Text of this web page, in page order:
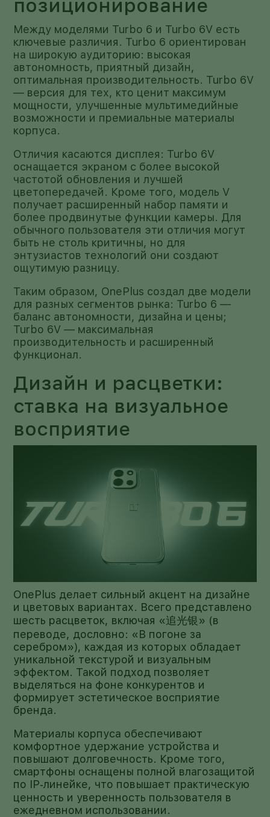
позиционирование
Между моделями Turbo 6 и Turbo 6V есть
ключевые различия. Turbo 6 ориентирован
на широкую аудиторию: высокая
автономность, приятный дизайн,
оптимальная производительность. Turbo 6V
— версия для тех, кто ценит максимум
мощности, улучшенные мультимедийные
возможности и премиальные материалы
корпуса.
Отличия касаются дисплея: Turbo 6V
оснащается экраном с более высокой
частотой обновления и лучшей
цветопередачей. Кроме того, модель V
получает расширенный набор памяти и
более продвинутые функции камеры. Для
обычного пользователя эти отличия могут
быть не столь критичны, но для
энтузиастов технологий они создают
ощутимую разницу.
Таким образом, OnePlus создал две модели
для разных сегментов рынка: Turbo 6 —
баланс автономности, дизайна и цены;
Turbo 6V — максимальная
производительность и расширенный
функционал.
Дизайн и расцветки:
ставка на визуальное
восприятие
OnePlus делает сильный акцент на дизайне
и цветовых вариантах. Всего представлено
шесть расцветок, включая «追光银» (в
переводе, дословно: «В погоне за
серебром»), каждая из которых обладает
уникальной текстурой и визуальным
эффектом. Такой подход позволяет
выделяться на фоне конкурентов и
формирует эстетическое восприятие
бренда.
Материалы корпуса обеспечивают
комфортное удержание устройства и
повышают долговечность. Кроме того,
смартфоны оснащены полной влагозащитой
по IP‑линейке, что повышает практическую
ценность и уверенность пользователя в
ежедневном использовании.